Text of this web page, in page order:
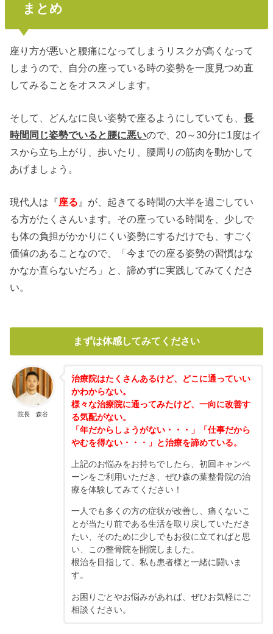
まとめ
座り方が悪いと腰痛になってしまうリスクが高くなって
しまうので、自分の座っている時の姿勢を一度見つめ直
してみることをオススメします。
そして、どんなに良い姿勢で座るようにしていても、長
時間同じ姿勢でいると腰に悪いので、20～30分に1度はイ
スから立ち上がり、歩いたり、腰周りの筋肉を動かして
あげましょう。
現代人は『座る 』が、起きてる時間の大半を過ごしてい
る方がたくさんいます。その座っている時間を、少しで
も体の負担がかかりにくい姿勢にするだけでも、すごく
価値のあることなので、「今までの座る姿勢の習慣はな
かなか直らないだろ」と、諦めずに実践してみてくださ
い。
まずは体感してみてください
院長 森谷
治療院はたくさんあるけど、どこに通っていい
かわからない。
様々な治療院に通ってみたけど、一向に改善す
る気配がない。
「年だからしょうがない・・・」「仕事だから
やむを得ない・・・」と治療を諦めている。
上記のお悩みをお持ちでしたら、初回キャンペ
ーンをご利用いただき、ぜひ森の葉整骨院の治
療を体験してみてください！
一人でも多くの方の症状が改善し、痛くないこ
とが当たり前である生活を取り戻していただき
たい、そのために少しでもお役に立てればと思
い、この整骨院を開院しました。
根治を目指して、私も患者様と一緒に闘いま
す。
お困りごとやお悩みがあれば、ぜひお気軽にご
相談ください。